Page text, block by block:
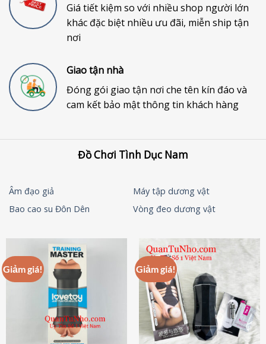
Giá tiết kiệm so với nhiều shop người lớn
khác đặc biệt nhiều ưu đãi, miễn ship tận
nơi
Giao tận nhà
Đóng gói giao tận nơi che tên kín đáo và
cam kết bảo mật thông tin khách hàng
Đồ Chơi Tình Dục Nam
Âm đạo giả
Máy tập dương vật
Bao cao su Đôn Dên
Vòng đeo dương vật
Giảm giá! Giảm giá!